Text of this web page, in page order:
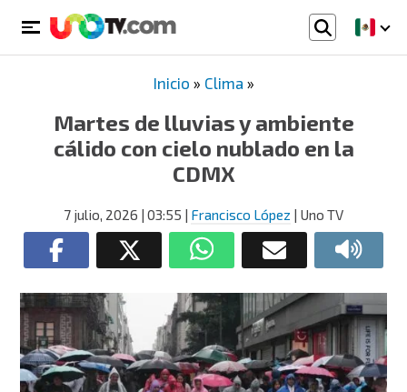
Inicio » Clima »
Martes de lluvias y ambiente
cálido con cielo nublado en la
CDMX
7 julio, 2026 | 03:55 | Francisco López | Uno TV